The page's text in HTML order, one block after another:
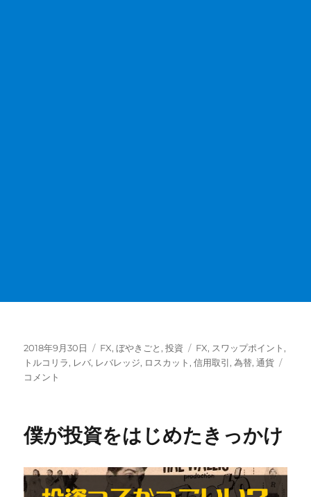
投
稿
日:
2018年9月30日
カ
テ
FX,ぼやきごと,投資
タ
グ
FX, スワップポイント,
トルコリラ, レバ, レバレッジ, ロスカット,信用取引,為替,通貨
カ
コメント
僕が投資をはじめたきっかけ